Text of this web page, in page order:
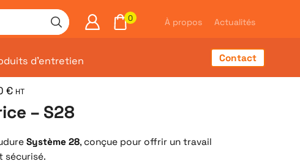
0 À propos Actualités
d’entretien Contact
€ HT
– S28
Système 28, conçue pour offrir un travail
sécurisé.